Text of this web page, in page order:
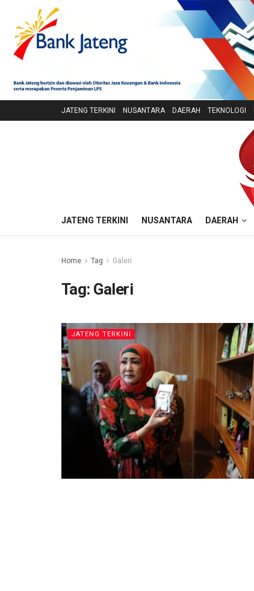
JATENG TERKINI NUSANTARA DAERAH TEKNOLOGI
JATENG TERKINI NUSANTARA DAERAH
Home Tag Galeri
Tag: Galeri
JATENG TERKINI